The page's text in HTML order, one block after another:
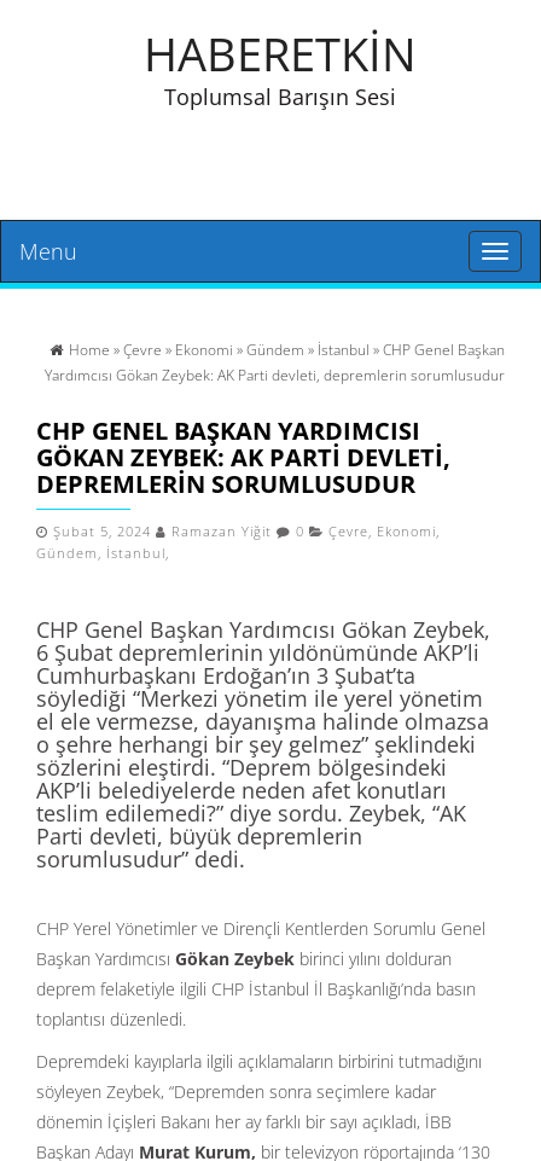
HABERETKİN
Toplumsal Barışın Sesi
Toggle
Menu
Home »Çevre » Ekonomi »Gündem » İstanbul » CHP Genel Başkan
Yardımcısı Gökan Zeybek: AK Parti devleti, depremlerin sorumlusudur
CHP GENEL BAŞKAN YARDIMCISI
GÖKAN ZEYBEK: AK PARTI DEVLETI,
DEPREMLERIN SORUMLUSUDUR
Şubat 5, 2024 Ramazan Yiğit 0 Çevre, Ekonomi,
Gündem , İstanbul,
CHP Genel Başkan Yardımcısı Gökan Zeybek,
6 Şubat depremlerinin yıldönümünde AKP’li
Cumhurbaşkanı Erdoğan’ın 3 Şubat’ta
söylediği “Merkezi yönetim ile yerel yönetim
el ele vermezse, dayanışma halinde olmazsa
o şehre herhangi bir şey gelmez” şeklindeki
sözlerini eleştirdi. “Deprem bölgesindeki
AKP’li belediyelerde neden afet konutları
teslim edilemedi?” diye sordu. Zeybek, “AK
Parti devleti, büyük depremlerin
sorumlusudur” dedi.
CHP Yerel Yönetimler ve Dirençli Kentlerden Sorumlu Genel
Başkan Yardımcısı Gökan Zeybek birinci yılını dolduran
deprem felaketiyle ilgili CHP İstanbul İl Başkanlığı’nda basın
toplantısı düzenledi.
Depremdeki kayıplarla ilgili açıklamaların birbirini tutmadığını
söyleyen Zeybek, “Depremden sonra seçimlere kadar
dönemin İçişleri Bakanı her ay farklı bir sayı açıkladı, İBB
Başkan Adayı Murat Kurum, bir televizyon röportajında ‘130